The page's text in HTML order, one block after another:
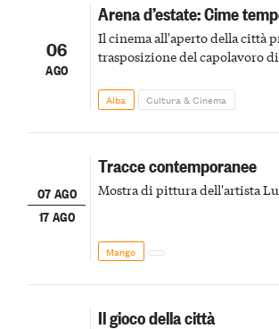
06
AGO
Arena d’estate: Cime
Il cinema all'aperto della città
trasposizione del capolavoro
Alba Cultura & Cinema
07 AGO
17 AGO
Tracce contemporanee
Mostra di pittura dell'artista
Mango
Il gioco della città